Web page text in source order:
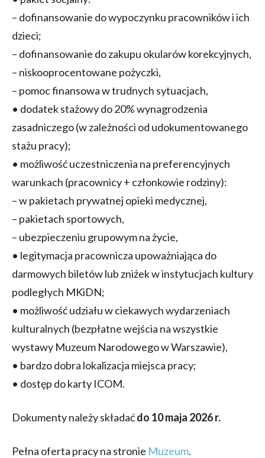
– dofinansowanie do wypoczynku pracowników i ich
dzieci;
– dofinansowanie do zakupu okularów korekcyjnych,
– niskooprocentowane pożyczki,
– pomoc finansowa w trudnych sytuacjach,
• dodatek stażowy do 20% wynagrodzenia
zasadniczego (w zależności od udokumentowanego
stażu pracy);
• możliwość uczestniczenia na preferencyjnych
warunkach (pracownicy + członkowie rodziny):
– w pakietach prywatnej opieki medycznej,
– pakietach sportowych,
– ubezpieczeniu grupowym na życie,
• legitymacja pracownicza upoważniająca do
darmowych biletów lub zniżek w instytucjach kultury
podległych MKiDN;
• możliwość udziału w ciekawych wydarzeniach
kulturalnych (bezpłatne wejścia na wszystkie
wystawy Muzeum Narodowego w Warszawie),
• bardzo dobra lokalizacja miejsca pracy;
• dostęp do karty ICOM.
Dokumenty należy składaćdo 10 maja 2026 r.
Pełna oferta pracy na stronie Muzeum.